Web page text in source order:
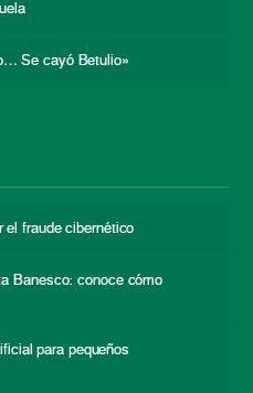
Se cayó Betulio»
el fraude cibernético
Banesco: conoce cómo
para pequeños